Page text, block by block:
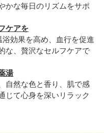
かな毎日のリズムをサポ
ケアを
効果を高め、血行を促進
な、贅沢なセルフケアで
湯
自然な色と香り、肌で感
じて心身を深いリラック